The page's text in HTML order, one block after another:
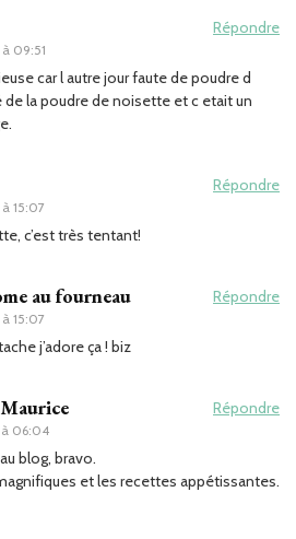
09:51
Répondre
car l autre jour faute de poudre d
de la poudre de noisette et c etait un
15:07
Répondre
c’est très tentant!
au fourneau
15:07
Répondre
j’adore ça ! biz
à 06:04
Répondre
blog, bravo.
et les recettes appétissantes.